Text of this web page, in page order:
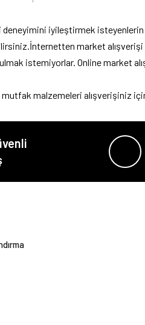
deneyimini iyileştirmek
market
istemiyorlar. Online market
mutfak malzemeleri alışverişiniz